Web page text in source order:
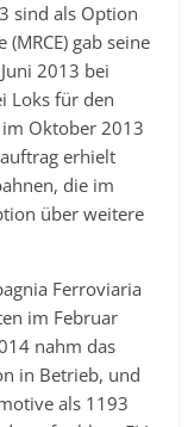
sind als Option
gab seine
2013 bei
Loks für den
Oktober 2013
erhielt
die im
über weitere
Ferroviaria
im Februar
nahm das
in Betrieb, und
als 1193